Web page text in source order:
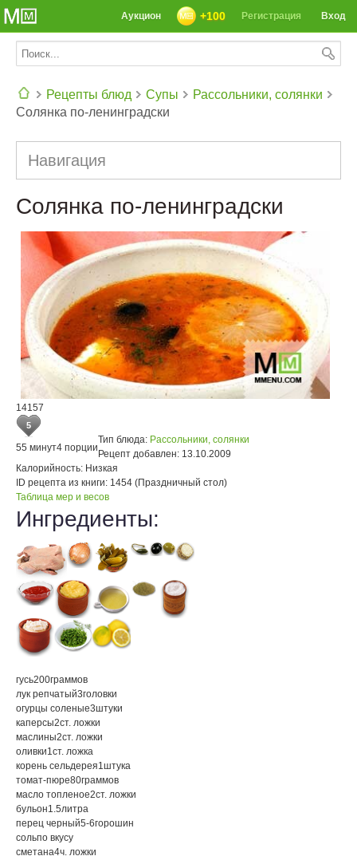
Вход
Регистрация
+100
Аукцион
Рецепты блюд Супы
Рассольники, солянки
Солянка по-ленинградски
Навигация
Солянка по-ленинградски
14157
5
55 минут4 порции
Тип блюда: Рассольники, солянки
Рецепт добавлен: 13.10.2009
Калорийность: Низкая
ID рецепта из книги: 1454 (Праздничный стол)
Таблица мер и весов
Ингредиенты:
гусь200граммов
лук репчатый3головки
огурцы соленые3штуки
каперсы2ст. ложки
маслины2ст. ложки
оливки1ст. ложка
корень сельдерея1штука
томат-пюре80граммов
масло топленое2ст. ложки
бульон1.5литра
перец черный5-6горошин
сольпо вкусу
сметана4ч. ложки